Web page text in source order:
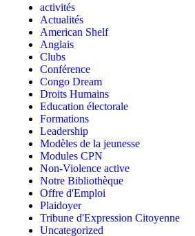
activités
Actualités
American Shelf
Anglais
Clubs
Conférence
Congo Dream
Droits Humains
Education électorale
Formations
Leadership
Modèles de la jeunesse
Modules CPN
Non-Violence active
Notre Bibliothèque
Offre d'Emploi
Plaidoyer
Tribune d'Expression Citoyenne
Uncategorized